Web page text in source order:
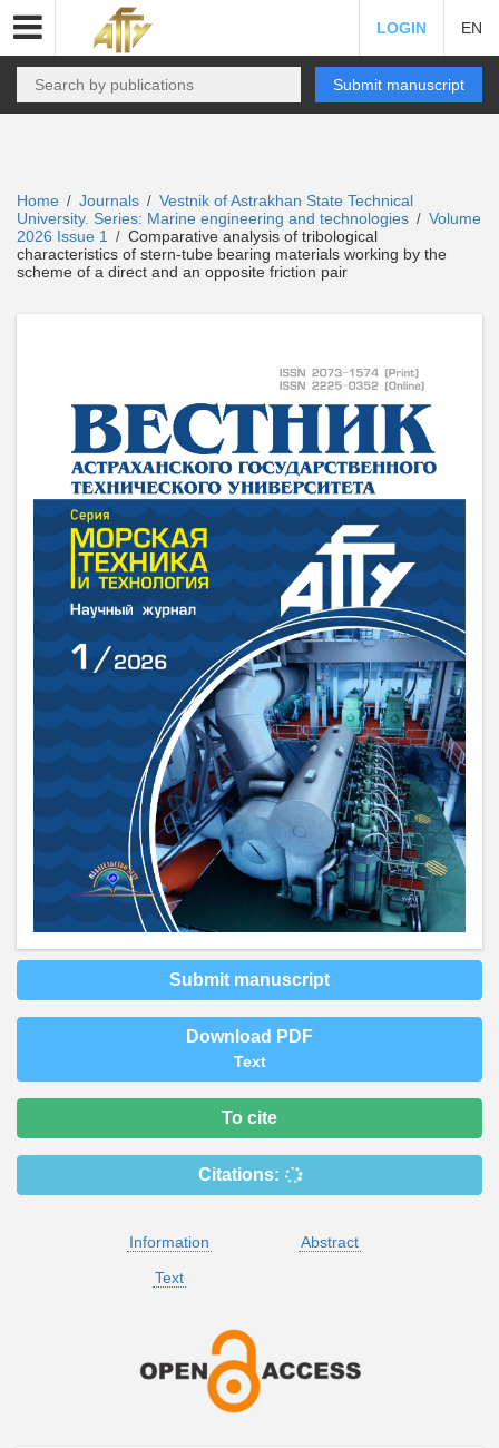
LOGIN EN
Submit manuscript
Home / Journals / Vestnik of Astrakhan State Technical
University. Series: Marine engineering and technologies / Volume
2026 Issue 1
/ Comparative analysis of tribological
characteristics of stern-tube bearing materials working by the
scheme of a direct and an opposite friction pair
Submit manuscript
Download PDF
Text
To cite
Citations:
Information
Abstract
Text